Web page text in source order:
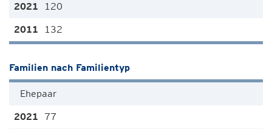
120
132
Familien nach Familientyp
Ehepaar
77